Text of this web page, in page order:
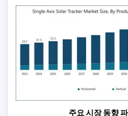
주요 시장 동향